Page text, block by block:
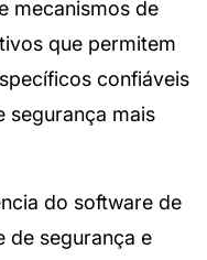
mecanismos de
que permitem
confiáveis
segurança mais
do software de
de segurança e